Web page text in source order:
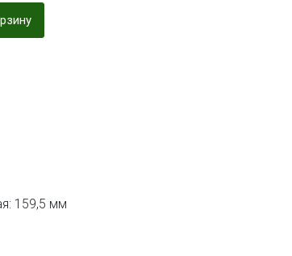
159,5 мм